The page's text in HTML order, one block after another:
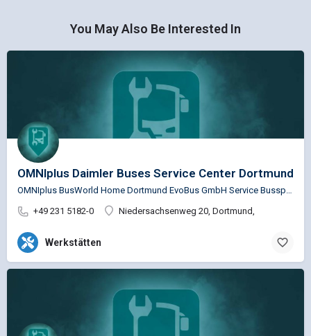
You May Also Be Interested In
OMNIplus Daimler Buses Service Center Dortmund
+49 231 5182-0
Niedersachsenweg 20, Dortmund,
Werkstätten